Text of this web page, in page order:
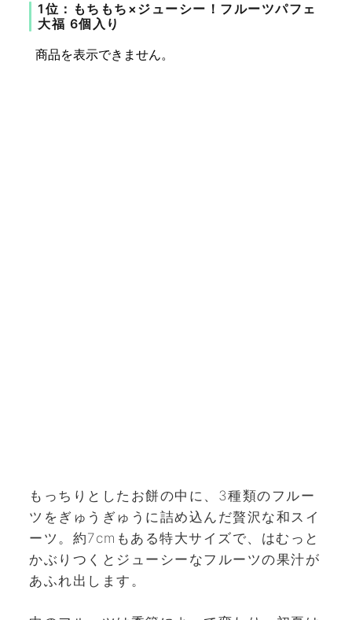
1位：もちもち×ジューシー！フルーツパフェ
大福 6個入り
もっちりとしたお餅の中に、3種類のフルー
ツをぎゅうぎゅうに詰め込んだ贅沢な和スイ
ーツ。約7cmもある特大サイズで、はむっと
かぶりつくとジューシーなフルーツの果汁が
あふれ出します。